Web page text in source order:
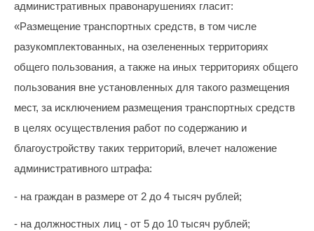
20:00)
административных правонарушениях гласит:
«Размещение транспортных средств, в том числе
разукомплектованных, на озелененных территориях
общего пользования, а также на иных территориях общего
пользования вне установленных для такого размещения
мест, за исключением размещения транспортных средств
в целях осуществления работ по содержанию и
благоустройству таких территорий, влечет наложение
административного штрафа:
- на граждан в размере от 2 до 4 тысяч рублей;
- на должностных лиц - от 5 до 10 тысяч рублей;